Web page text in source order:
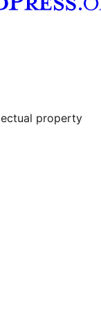
property